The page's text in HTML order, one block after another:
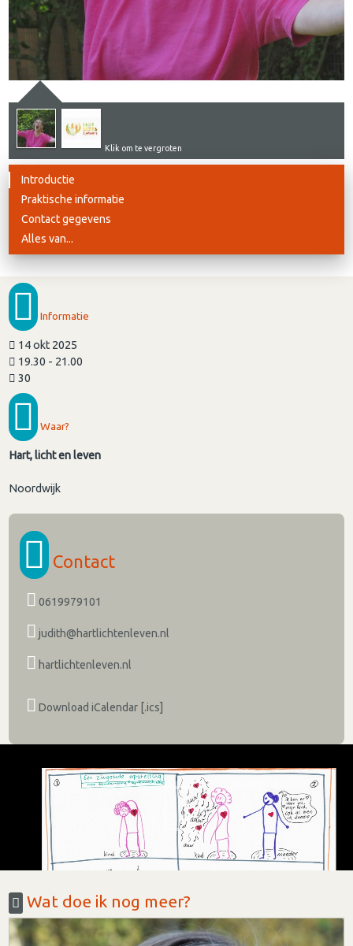
Klik om te vergroten
Introductie
Praktische informatie
Contact gegevens
Alles van...
Informatie
14 okt 2025
19.30 - 21.00
30
Waar?
Hart, licht en leven
Noordwijk
Contact
0619979101
judith@hartlichtenleven.nl
hartlichtenleven.nl
Download iCalendar [.ics]
Wat doe ik nog meer?